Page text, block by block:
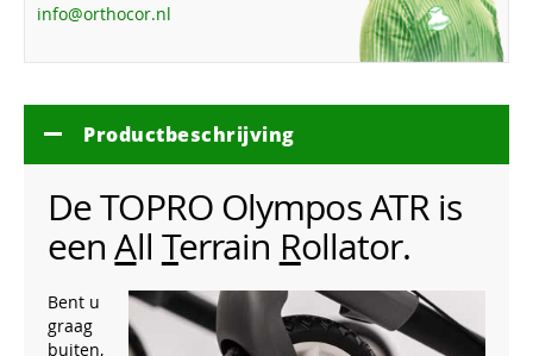
info@orthocor.nl
Productbeschrijving
De TOPRO Olympos ATR is
eenAll Terrain Rollator.
Bent u
graag
buiten,